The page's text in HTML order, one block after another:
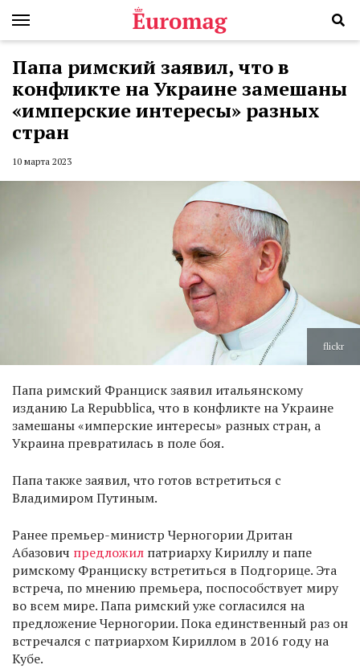
Папа римский заявил, что в
конфликте на Украине замешаны
«имперские интересы» разных
стран
10 марта 2023
flickr
Папа римский Франциск заявил итальянскому
изданию La Repubblica, что в конфликте на Украине
замешаны «имперские интересы» разных стран, а
Украина превратилась в поле боя.
Папа также заявил, что готов встретиться с
Владимиром Путиным.
Ранее премьер-министр Черногории Дритан
Абазович предложил патриарху Кириллу и папе
римскому Франциску встретиться в Подгорице. Эта
встреча, по мнению премьера, поспособствует миру
во всем мире. Папа римский уже согласился на
предложение Черногории. Пока единственный раз он
встречался с патриархом Кириллом в 2016 году на
Кубе.